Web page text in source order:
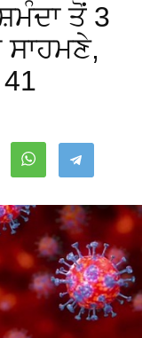
ਤੋਂ 3